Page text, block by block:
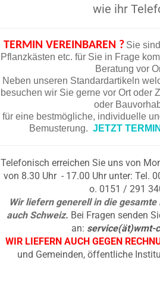
wie ihr
TERMIN VEREINBAREN ? Sie
Pflanzkästen etc. für Sie in Frage
Beratung vor
Neben unseren Standardartikeln
besuchen wir Sie gerne vor Ort oder
oder
für eine bestmögliche, individuelle
Bemusterung. JETZT
Telefonisch erreichen Sie uns von
von 8.30 Uhr - 17.00 Uhr unter: Tel.
o. 0151 / 291
Wir liefern generell in die gesamte
auch Schweiz. Bei Fragen senden
an: service(ät)wmt-
WIR LIEFERN AUCH GEGEN
und Gemeinden, öffentliche